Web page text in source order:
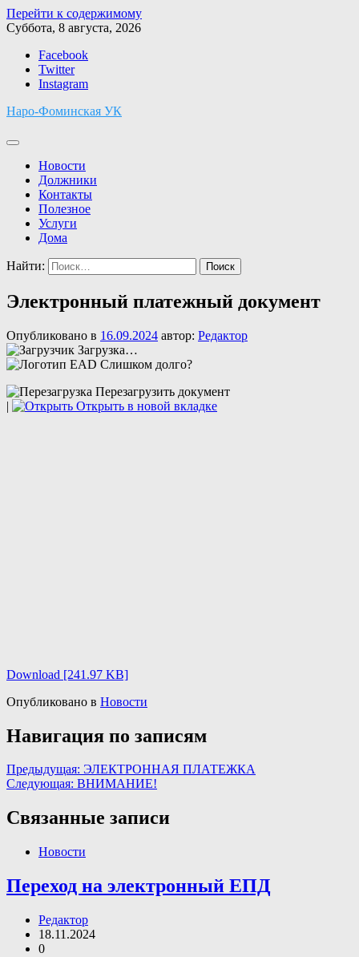
Перейти к содержимому
Суббота, 8 августа, 2026
Facebook
Twitter
Instagram
Наро-Фоминская УК
Новости
Должники
Контакты
Полезное
Услуги
Дома
Найти:
Электронный платежный документ
Опубликовано в 16.09.2024 автор: Редактор
Загрузка…
Слишком долго?
Перезагрузить документ
|
Открыть в новой вкладке
Download [241.97 KB]
Опубликовано в Новости
Навигация по записям
Предыдущая: ЭЛЕКТРОННАЯ ПЛАТЕЖКА
Следующая: ВНИМАНИЕ!
Связанные записи
Новости
Переход на электронный ЕПД
Редактор
18.11.2024
0